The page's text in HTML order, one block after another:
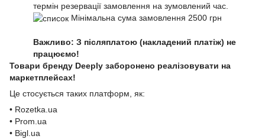
термін резервації замовлення на зумовлений час.
Мінімальна сума замовлення 2500 грн
Важливо: З післяплатою (накладений платіж) не
працюємо!
Товари бренду Deeply заборонено реалізовувати на
маркетплейсах!
Це стосується таких платформ, як:
• Rozetka.ua
• Prom.ua
• Bigl.ua